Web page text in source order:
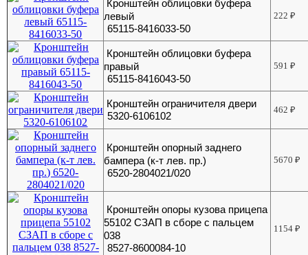
Кронштейн облицовки буфера
левый
65115-8416033-50
222₽
Кронштейн облицовки буфера
правый
65115-8416043-50
591₽
Кронштейн ограничителя двери
5320-6106102
462₽
Кронштейн опорный заднего
бампера (к-т лев. пр.)
6520-2804021/020
5670₽
Кронштейн опоры кузова прицепа
55102 СЗАП в сборе с пальцем
038
8527-8600084-10
1154₽